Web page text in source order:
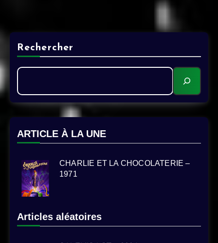
Rechercher
ARTICLE À LA UNE
CHARLIE ET LA CHOCOLATERIE –
1971
Articles aléatoires